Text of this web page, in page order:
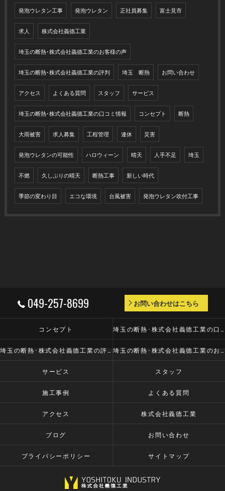
発泡ウレタン工事 発泡ウレタン 正社員募集 富士見市
求人 株式会社義德工業
埼玉の断熱･株式会社義德工業のお客様の声
埼玉の断熱･株式会社義德工業の評判 埼玉 断熱 お問い合わせ
アクセス よくある質問 スタッフ サービス
埼玉の断熱･株式会社義德工業の口コミ情報 コンセプト 断熱
大雨被害 求人募集 工程管理 連休 災害
発泡ウレタンの可能性 ハロウィーン 晴天 人手不足 埼玉
不燃 久しぶりの晴天 断熱工事 新しい時代
季節の変わり目 エコな環境 台風被害 発泡ウレタン吹付工事
049-257-8699 お問い合わせはこちら
コンセプト
サービス スタッフ
施工事例 よくある質問
アクセス 株式会社義德工業
ブログ お問い合わせ
プライバシーポリシー サイトマップ